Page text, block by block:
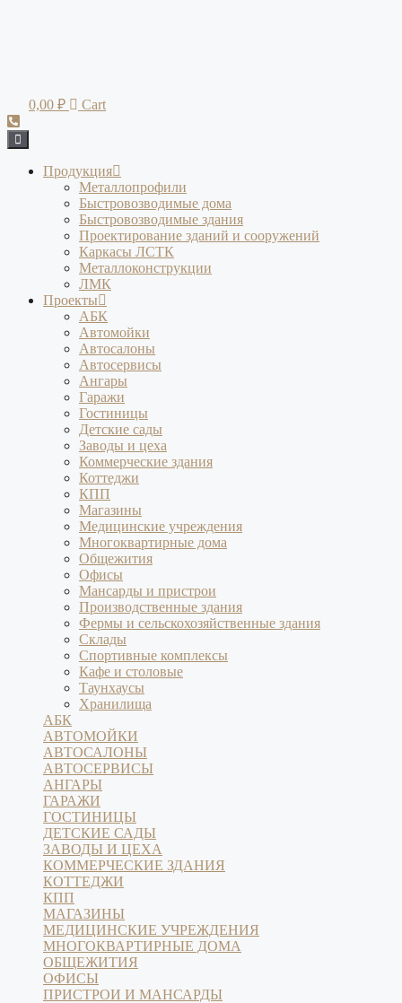
0,00 ₽ Cart
Продукция
Металлопрофили
Быстровозводимые дома
Быстровозводимые здания
Проектирование зданий и сооружений
Каркасы ЛСТК
Металлоконструкции
ЛМК
Проекты
АБК
Автомойки
Автосалоны
Автосервисы
Ангары
Гаражи
Гостиницы
Детские сады
Заводы и цеха
Коммерческие здания
Коттеджи
КПП
Магазины
Медицинские учреждения
Многоквартирные дома
Общежития
Офисы
Мансарды и пристрои
Производственные здания
Фермы и сельскохозяйственные здания
Склады
Спортивные комплексы
Кафе и столовые
Таунхаусы
Хранилища
АБК
АВТОМОЙКИ
АВТОСАЛОНЫ
АВТОСЕРВИСЫ
АНГАРЫ
ГАРАЖИ
ГОСТИНИЦЫ
ДЕТСКИЕ САДЫ
ЗАВОДЫ И ЦЕХА
КОММЕРЧЕСКИЕ ЗДАНИЯ
КОТТЕДЖИ
КПП
МАГАЗИНЫ
МЕДИЦИНСКИЕ УЧРЕЖДЕНИЯ
МНОГОКВАРТИРНЫЕ ДОМА
ОБЩЕЖИТИЯ
ОФИСЫ
ПРИСТРОИ И МАНСАРДЫ